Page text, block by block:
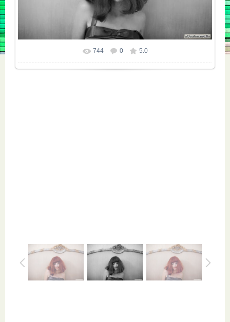
Размер фотографии: 1000x667
744 0 5.0